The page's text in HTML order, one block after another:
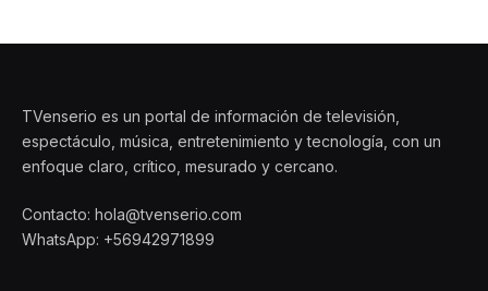
TVenserio es un portal de información de televisión,
espectáculo, música, entretenimiento y tecnología, con un
enfoque claro, crítico, mesurado y cercano.
Contacto: hola@tvenserio.com
WhatsApp: +56942971899